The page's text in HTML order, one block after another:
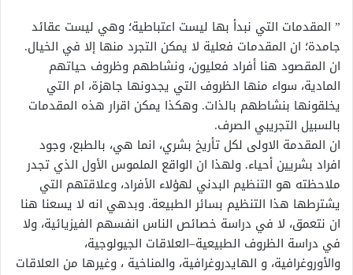
” المقدمات التي نبدأ بها ليست اعتباطية؛ وهي ليست عقائد
جامدة؛ ان المقدمات فعلية لا يمكن التجرد منها إلا في الخيال.
ان المقصود هنا أفراد فعليون، ونشاطهم وظروف حياتهم
المادية، سواء منها الظروف التي يجدونها جاهزة، ام التي
يخلقونها بنشاطهم بالذات. وهكذا يمكن اقرار هذه المقدمات
بالسبيل التجريبي الصرف.
ان المقدمة الاولى لكل تأريخ بشري، انما هي، بالطبع، وجود
افراد بشريين أحياء. ولهذا ان الواقع الملموس الأول الذي تجدر
ملاحظته هو التنظيم البدني لهؤلاء الأفراد، وعلاقتهم التي
يشترطها هذا التنظيم بسائر الطبيعة. وبدهي انه لا يسعنا هنا
ان نتعمق، لا في دراسة خصائص الناس انفسهم الفيزيائية، ولا
في دراسة الظروف الطبيعية–العلاقات الجيولوجية،
والأوروغرافية، و الهايدروغرافية، والمناخية ، وغيرها من العلاقات